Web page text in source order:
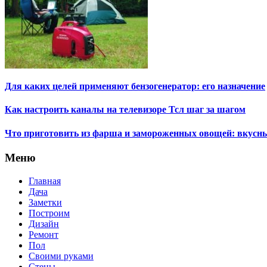
Для каких целей применяют бензогенератор: его назначение
Как настроить каналы на телевизоре Тсл шаг за шагом
Что приготовить из фарша и замороженных овощей:
Меню
Главная
Дача
Заметки
Построим
Дизайн
Ремонт
Пол
Своими руками